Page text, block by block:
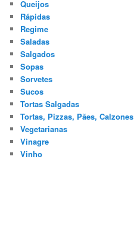
Queijos
Rápidas
Regime
Saladas
Salgados
Sopas
Sorvetes
Sucos
Tortas Salgadas
Tortas, Pizzas, Pães, Calzones
Vegetarianas
Vinagre
Vinho